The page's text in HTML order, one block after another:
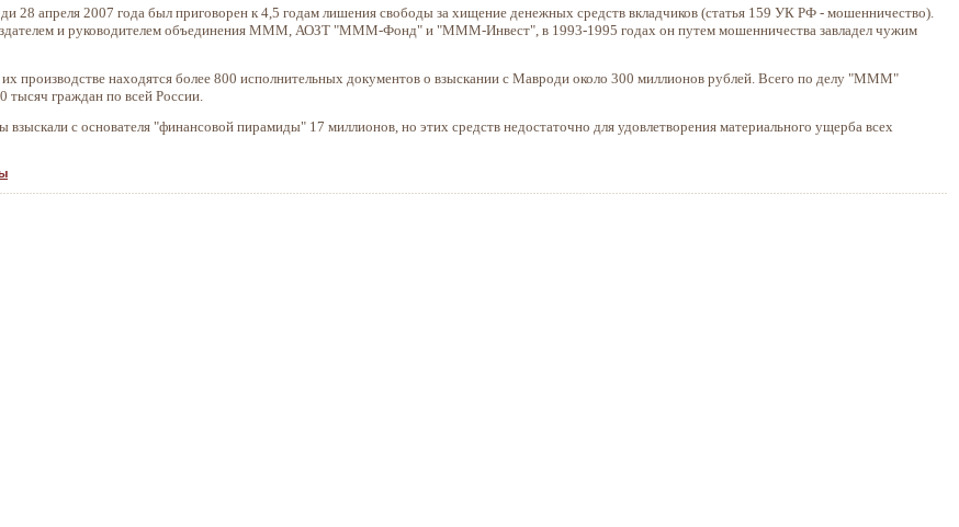
апреля 2007 года был приговорен к 4,5 годам лишения свободы за хищение денежных средств вкладчиков (статья 159 УК РФ - мошенничество).
и руководителем объединения МММ, АОЗТ "МММ-Фонд" и "МММ-Инвест", в 1993-1995 годах он путем мошенничества завладел чужим
находятся более 800 исполнительных документов о взыскании с Мавроди около 300 миллионов рублей. Всего по делу "МММ"
тысяч граждан по всей России.
с основателя "финансовой пирамиды" 17 миллионов, но этих средств недостаточно для удовлетворения материального ущерба всех